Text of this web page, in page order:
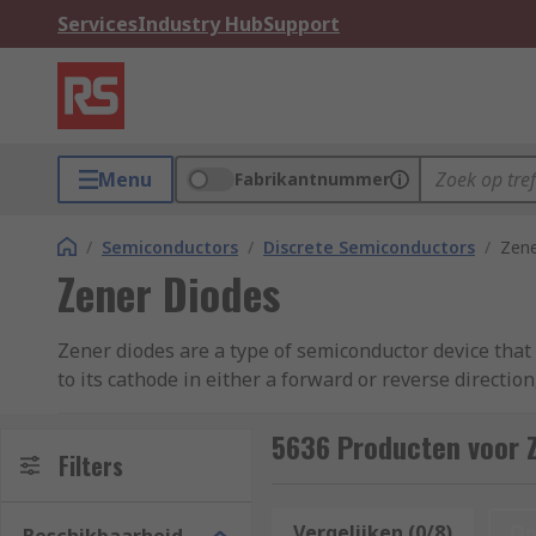
ServicesIndustry HubSupport
Menu Fabrikantnummer
/ Semiconductors / Discrete Semiconductors /
Zener Diodes
Zener diodes are a type of semiconductor device
to its cathode in either a forward or reverse
How does a Zener diode work?
diodes can operate continuously in a breakdown
Filters 5636 Producten voor